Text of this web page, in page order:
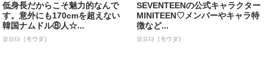
低身長だからこそ魅力的なんで
す。意外にも170cmを超えない
韓国ナムドル⑧人☆...
모으다［モウダ］
SEVENTEENの公式キャラクター
MINITEEN♡メンバーやキャラ特
徴など...
모으다［モウダ］